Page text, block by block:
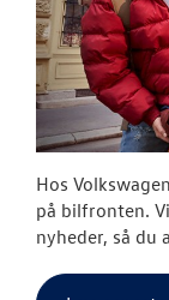
Hos
på bilfronten.
nyheder, så du